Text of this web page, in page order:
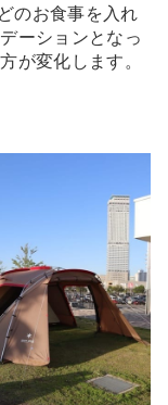
のお食事を入れ
ーションとなっ
が変化します。